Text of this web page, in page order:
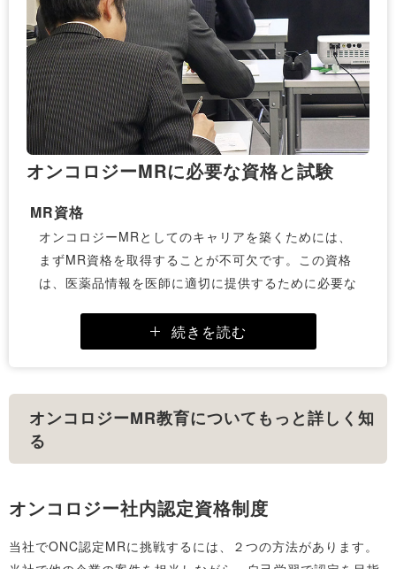
継続的な学習と最新知識の獲得方法
オンコロジー分野は日々進化しており、最新の治療法
や薬剤に関する知識を常に更新することが求められま
す。MIフォースでは、社員が最新の情報を常に把握
できるよう、定期的な社内研修や専門家によるセミナ
ーを提供しています。さらに、オンラインリソースや
学会への参加を通じて、自発的な学習を促進していま
す。これにより、オンコロジーMRは常に最先端の知
識を持ち、医療従事者に対して高品質な情報提供が可
能となります。
医師との信頼関係構築のコツ
しての成功の鍵となります。信頼関係を構築するため
には、まず相手のニーズを正確に理解し、その期待に
と一貫性を持ってコミュニケーションを取ることが、
長期的な関係を築く上で欠かせません。さらに、医師
のフィードバックを積極的に取り入れ、それを製薬会
社にフィードバックすることで、医療現場のニーズに
らに高まります。
オンコロジーMRに必要な資格と試験
MR資格
オンコロジーMRとしてのキャリアを築くためには、
まずMR資格を取得することが不可欠です。この資格
は、医薬品情報を医師に適切に提供するために必要な
ための基本的な資格となります。
MR認定試験は、日本の製薬業界で働くMRにとって
必須の試験です。この試験では、医薬品に関する幅広
い知識や、医療制度の理解が求められます。試験に合
格することで、MRとしての基礎的な知識が証明さ
続きを読む
オンコロジーMR教育についてもっと詳しく知
る
オンコロジー社内認定資格制度
当社でONC認定MRに挑戦するには、２つの方法があります。